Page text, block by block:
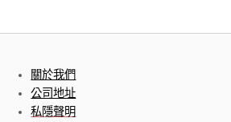
關於我們
公司地址
私隱聲明